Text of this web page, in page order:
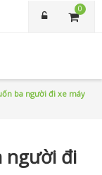
0
ba người đi xe máy
người đi